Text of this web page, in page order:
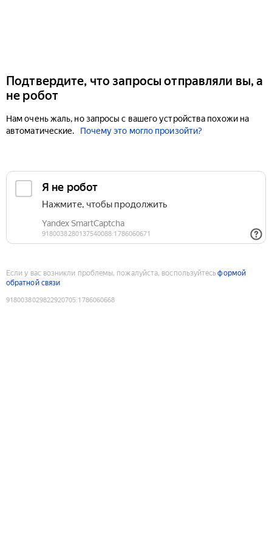
Подтвердите, что запросы отправляли вы, а
не робот
Нам очень жаль, но запросы с вашего устройства похожи на
автоматические.
Почему это могло произойти?
Если у вас возникли проблемы, пожалуйста, воспользуйтесьформой
обратной связи
9180038029822920705:1786060668